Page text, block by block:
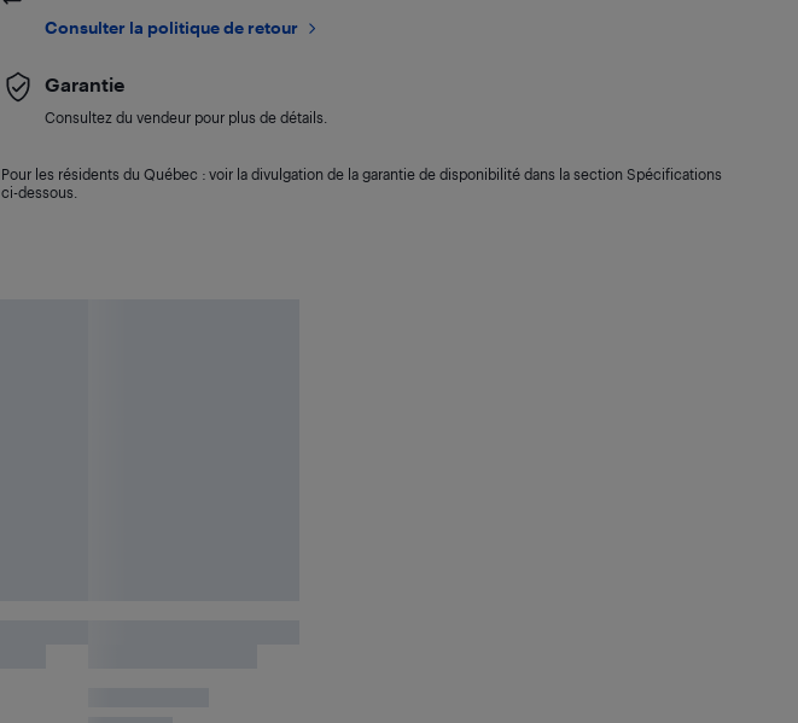
Consulter la politique de retour
Garantie
Consultez du vendeur pour plus de détails.
Pour les résidents du Québec : voir la divulgation de la garantie de disponibilité dans la section Spécifications
ci-dessous.